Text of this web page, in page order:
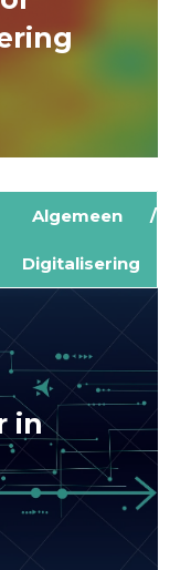
Algemeen
Digitalisering
in